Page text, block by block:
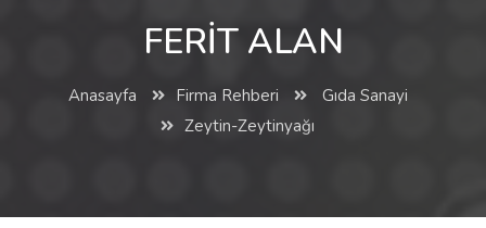
FERİT ALAN
Anasayfa Firma Rehberi
Gıda Sanayi
Zeytin-Zeytinyağı